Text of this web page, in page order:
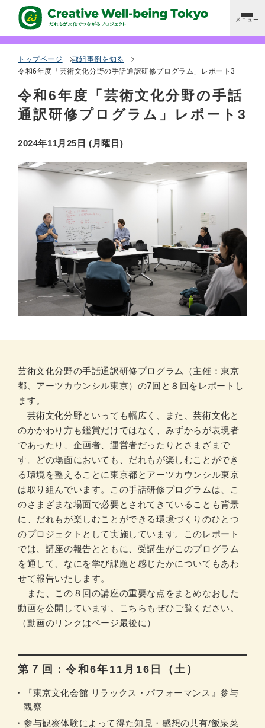
メニュー
アクセシビリティ対応のあるイベントを探す
取組事例を知る
都立文化施設ガイド
鑑賞・参画サポートへの支援・助成
だれもが文化でつながる会議
検索
トップページ
取組事例を知る
令和6年度「芸術文化分野の手話通訳研修プログラム」レポート3
令和6年度「芸術文化分野の手話
通訳研修プログラム」レポート3
2024年11月25日 (月曜日)
芸術文化分野の手話通訳研修プログラム（主催：東京
都、アーツカウンシル東京）の7回と８回をレポートし
ます。
芸術文化分野といっても幅広く、また、芸術文化と
のかかわり方も鑑賞だけではなく、みずからが表現者
であったり、企画者、運営者だったりとさまざまで
す。どの場面においても、だれもが楽しむことができ
る環境を整えることに東京都とアーツカウンシル東京
は取り組んでいます。この手話研修プログラムは、こ
のさまざまな場面で必要とされてきていることも背景
に、だれもが楽しむことができる環境づくりのひとつ
のプロジェクトとして実施しています。このレポート
では、講座の報告とともに、受講生がこのプログラム
を通して、なにを学び課題と感じたかについてもあわ
せて報告いたします。
また、この８回の講座の重要な点をまとめなおした
動画を公開しています。こちらもぜひご覧ください。
（動画のリンクはページ最後に）
第７回：令和6年11月16日（土）
『東京文化会館 リラックス・パフォーマンス』参与
観察
参与観察体験によって得た知見・感想の共有/飯泉菜